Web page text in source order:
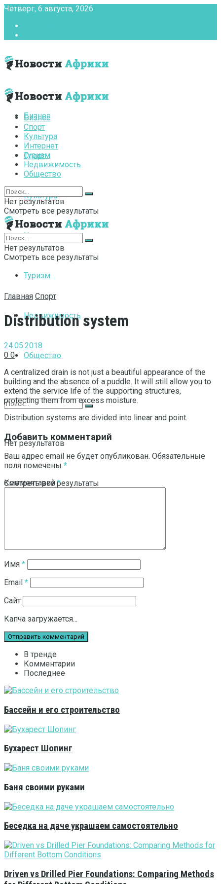
Четверг, 6 августа, 2026
Бизнес
Спорт
Культура
Интернет
Туризм
Недвижимость
Общество
Нет результатов
Смотреть все результаты
Бизнес
Спорт
Культура
Интернет
Туризм
Недвижимость
Общество
Нет результатов
Смотреть все результаты
Нет результатов
Смотреть все результаты
Главная Спорт
Distribution system
24.05.2018
0 0
A centralized drain is not just a beautiful appearance of the
building and the absence of a puddle. It will still allow you to
extend the service life of the supporting structures,
protecting them from excess moisture.
Distribution systems are divided into linear and point.
Добавить комментарий
Ваш адрес email не будет опубликован. Обязательные
поля помечены *
Комментарий*
Имя *
Email *
Сайт
Капча загружается...
В тренде
Комментарии
Последнее
Бассейн и его строительство
Бухарест Шопинг
Баня своими руками
Беседка на даче украшаем самостоятельно
Driven vs Drilled Pier Foundations: Comparing Methods